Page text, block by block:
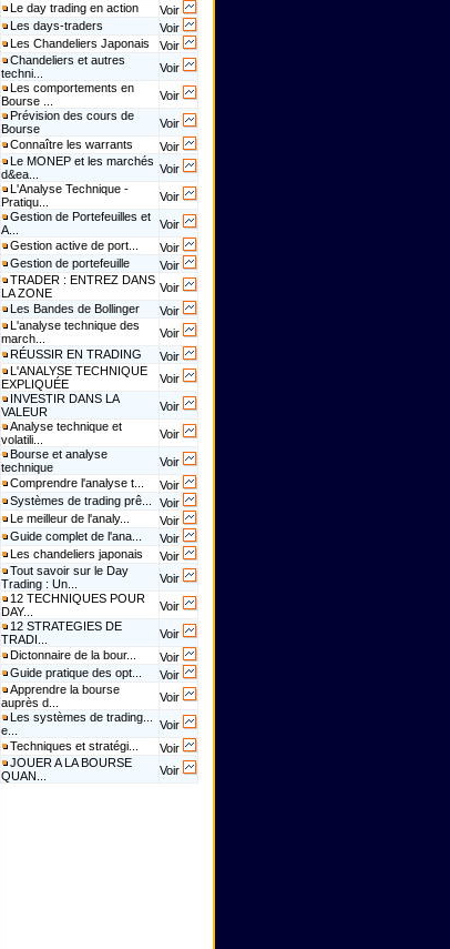
Le day trading en action
Voir
Les days-traders
Voir
Les Chandeliers Japonais
Voir
Chandeliers et autres
techni...
Voir
Les comportements en
Bourse ...
Voir
Prévision des cours de
Bourse
Voir
Connaître les warrants
Voir
Le MONEP et les marchés
d&ea...
Voir
L'Analyse Technique -
Pratiqu...
Voir
Gestion de Portefeuilles et
A...
Voir
Gestion active de port...
Voir
Gestion de portefeuille
Voir
TRADER : ENTREZ DANS
LA ZONE
Voir
Les Bandes de Bollinger
Voir
L'analyse technique des
march...
Voir
RÉUSSIR EN TRADING
Voir
L'ANALYSE TECHNIQUE
EXPLIQUÉE
Voir
INVESTIR DANS LA
VALEUR
Voir
Analyse technique et
volatili...
Voir
Bourse et analyse
technique
Voir
Comprendre l'analyse t...
Voir
Systèmes de trading prê...
Voir
Le meilleur de l'analy...
Voir
Guide complet de l'ana...
Voir
Les chandeliers japonais
Voir
Tout savoir sur le Day
Trading : Un...
Voir
12 TECHNIQUES POUR
DAY...
Voir
12 STRATEGIES DE
TRADI...
Voir
Dictonnaire de la bour...
Voir
Guide pratique des opt...
Voir
Apprendre la bourse
auprès d...
Voir
Les systèmes de trading...
e...
Voir
Techniques et stratégi...
Voir
JOUER A LA BOURSE
QUAN...
Voir